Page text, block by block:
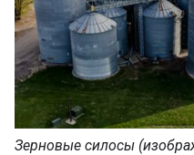
Зерновые силосы